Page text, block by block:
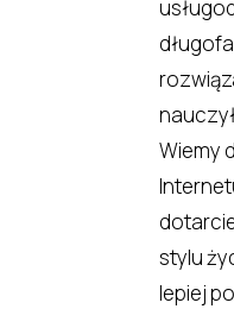
Wiemy
stylu
lepiej